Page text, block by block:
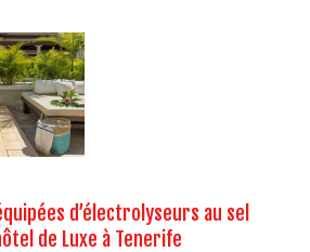
d’électrolyseurs au sel
de Luxe à Tenerife